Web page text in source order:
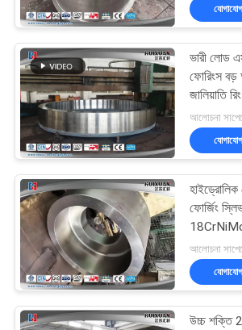
Forged
Heat
Forging
যোগাযোগ
ভারী লোড
ফোরিংস বড়
জালিয়াতি রিং
আলোচনা
যোগাযোগ
ফোর্জিং
আলোচনা
যোগাযোগ
উচ্চ শক্তি